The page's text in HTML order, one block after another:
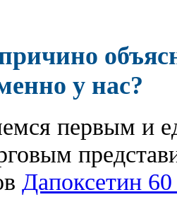
у нас?
первым и
Дапоксетин